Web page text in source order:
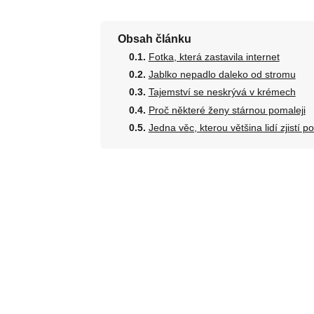
Obsah článku
Fotka, která zastavila internet
Jablko nepadlo daleko od stromu
Tajemství se neskrývá v krémech
Proč některé ženy stárnou pomaleji
Jedna věc, kterou většina lidí zjistí